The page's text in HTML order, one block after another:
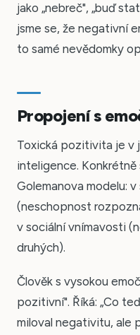
jako „nebreč", „buď
jsme se, že negativní
to samé nevědomky
Propojení s
Toxická pozitivita je v
inteligence.
Golemanova modelu:
(neschopnost
v sociální vnímavosti
druhých).
Člověk s vysokou
pozitivní". Říká: „Co
miloval negativitu, ale